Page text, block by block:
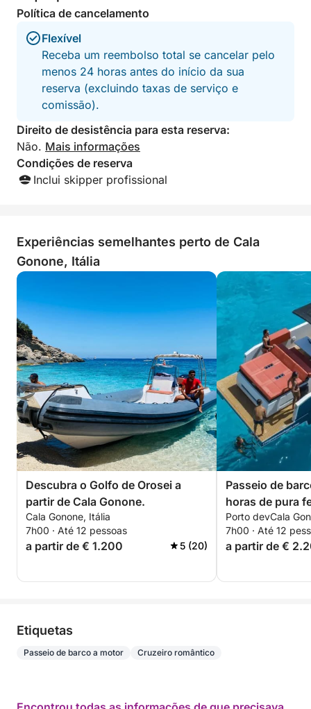
parar perto das praias mais espetaculares do golfo,
oferecendo maior liberdade e conforto durante o
passeio. O ambiente informal e autêntico torna o
passeio ideal para casais, famílias ou grupos de
amigos. Para o almoço, recomendamos levar um
lanche para desfrutar durante as paradas na praia
ser providenciado diretamente a bordo por um
custo adicional. Para mais informações, basta entrar
em contato com o proprietário via chat antes da
experiência. Uma oportunidade única de vivenciar o
inesquecíveis.
Política de cancelamento
Flexível
Receba um reembolso total se cancelar pelo
menos 24 horas antes do início da sua
reserva (excluindo taxas de serviço e
comissão).
Direito de desistência para esta reserva:
Não. Mais informações
Condições de reserva
Inclui skipper profissional
Experiências semelhantes perto de Cala
Gonone, Itália
Descubra o Golfo de Orosei a
partir de Cala Gonone.
Cala Gonone, Itália
7h00 · Até 12 pessoas
a partir de € 1.200 5 (20)
Passeio de
horas de pura
de Orosei (D34)
Porto devCala
7h00 · Até 12
a partir de €
Etiquetas
Passeio de barco a motor Cruzeiro romântico